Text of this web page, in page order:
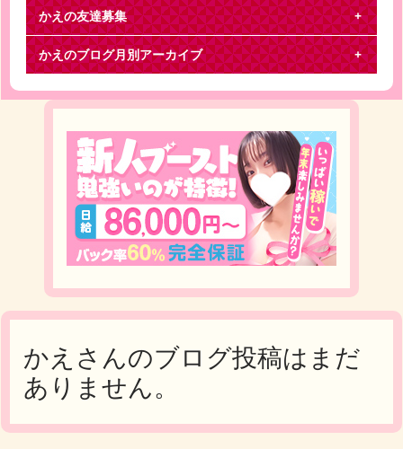
お譲りします
まさに世界の終わり 11/3 昼 2連番 11/4 2連番 両公
演ともにバラ可能 3000円にてお譲
かえの友達募集
かえのブログ月別アーカイブ
かえさんのブログ投稿はまだ
ありません。